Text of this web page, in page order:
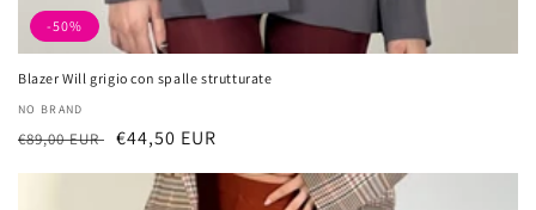
-50%
Blazer Will grigio con spalle strutturate
厂
商：
NO BRAND
常
规
€89,00 EUR 促
销
€44,50 EUR